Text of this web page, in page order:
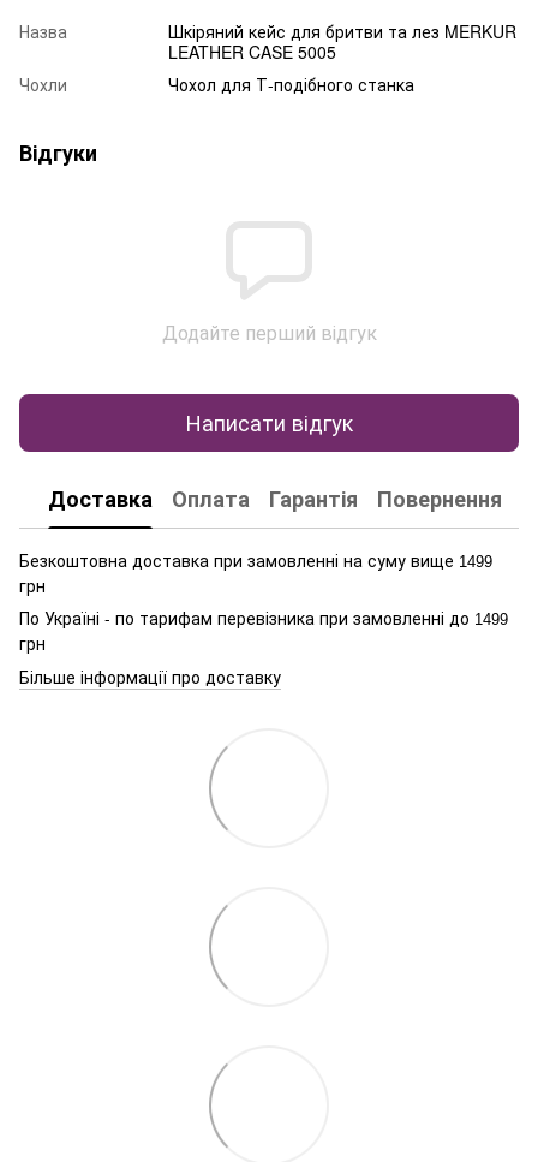
Назва
Шкіряний кейс для бритви та лез MERKUR
LEATHER CASE 5005
Чохли
Чохол для Т-подібного станка
Відгуки
Додайте перший відгук
Написати відгук
Доставка Оплата Гарантія Повернення
Безкоштовна доставка при замовленні на суму вище 1499
грн
По Україні - по тарифам перевізника при замовленні до 1499
грн
Більше інформації про доставку